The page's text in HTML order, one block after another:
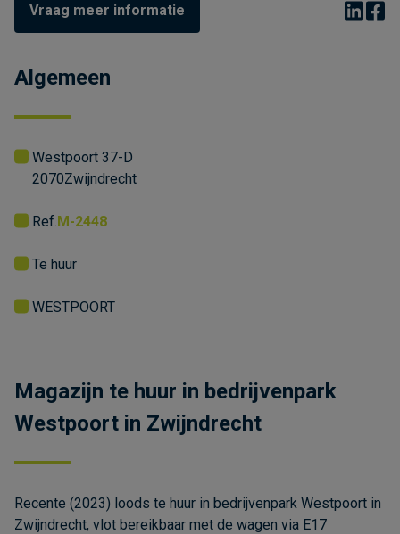
Vraag meer informatie
Algemeen
Zwijndrecht
2070
Westpoort 37-D
Ref. M-2448
Te huur
WESTPOORT
Magazijn te huur in bedrijvenpark
Westpoort in Zwijndrecht
Recente (2023) loods te huur in bedrijvenpark Westpoort in
Zwijndrecht, vlot bereikbaar met de wagen via E17